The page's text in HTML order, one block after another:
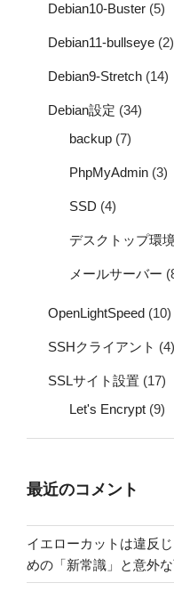
Debian10-Buster (5)
Debian11-bullseye (2)
Debian9-Stretch (14)
Debian設定 (34)
backup (7)
PhpMyAdmin (3)
SSD (4)
デスクトップ環境
メールサーバー
OpenLightSpeed (10)
SSHクライアント (4)
SSLサイト設置 (17)
Let's Encrypt (9)
最近のコメント
イエローカットは違反
めの「新常識」と意外